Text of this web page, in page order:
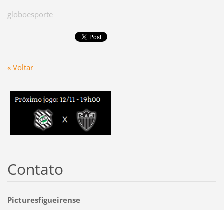
globoesporte
« Voltar
Contato
Picturesfigueirense